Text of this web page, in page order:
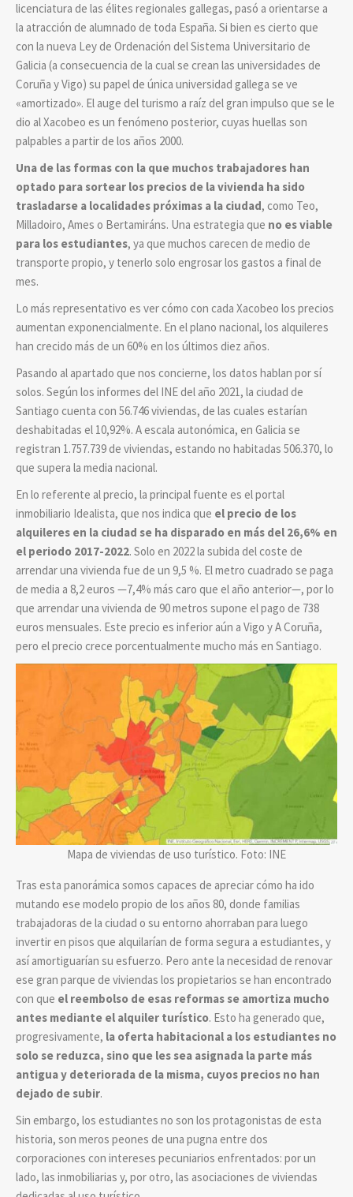
licenciatura de las élites regionales gallegas, pasó a orientarse a
la atracción de alumnado de toda España. Si bien es cierto que
con la nueva Ley de Ordenación del Sistema Universitario de
Galicia (a consecuencia de la cual se crean las universidades de
Coruña y Vigo) su papel de única universidad gallega se ve
«amortizado». El auge del turismo a raíz del gran impulso que se le
dio al Xacobeo es un fenómeno posterior, cuyas huellas son
palpables a partir de los años 2000.
Una de las formas con la que muchos trabajadores han
optado para sortear los precios de la vivienda ha sido
trasladarse a localidades próximas a la ciudad, como Teo,
Milladoiro, Ames o Bertamiráns. Una estrategia que no es viable
para los estudiantes, ya que muchos carecen de medio de
transporte propio, y tenerlo solo engrosar los gastos a final de
mes.
Lo más representativo es ver cómo con cada Xacobeo los precios
aumentan exponencialmente. En el plano nacional, los alquileres
han crecido más de un 60% en los últimos diez años.
Pasando al apartado que nos concierne, los datos hablan por sí
solos. Según los informes del INE del año 2021, la ciudad de
Santiago cuenta con 56.746 viviendas, de las cuales estarían
deshabitadas el 10,92%. A escala autonómica, en Galicia se
registran 1.757.739 de viviendas, estando no habitadas 506.370, lo
que supera la media nacional.
En lo referente al precio, la principal fuente es el portal
inmobiliario Idealista, que nos indica que el precio de los
alquileres en la ciudad se ha disparado en más del 26,6% en
el periodo 2017-2022. Solo en 2022 la subida del coste de
arrendar una vivienda fue de un 9,5 %. El metro cuadrado se paga
de media a 8,2 euros —7,4% más caro que el año anterior—, por lo
que arrendar una vivienda de 90 metros supone el pago de 738
euros mensuales. Este precio es inferior aún a Vigo y A Coruña,
pero el precio crece porcentualmente mucho más en Santiago.
Mapa de viviendas de uso turístico. Foto: INE
Tras esta panorámica somos capaces de apreciar cómo ha ido
mutando ese modelo propio de los años 80, donde familias
trabajadoras de la ciudad o su entorno ahorraban para luego
invertir en pisos que alquilarían de forma segura a estudiantes, y
así amortiguarían su esfuerzo. Pero ante la necesidad de renovar
ese gran parque de viviendas los propietarios se han encontrado
con que el reembolso de esas reformas se amortiza mucho
antes mediante el alquiler turístico. Esto ha generado que,
progresivamente, la oferta habitacional a los estudiantes no
solo se reduzca, sino que les sea asignada la parte más
antigua y deteriorada de la misma, cuyos precios no han
dejado de subir.
Sin embargo, los estudiantes no son los protagonistas de esta
historia, son meros peones de una pugna entre dos
corporaciones con intereses pecuniarios enfrentados: por un
lado, las inmobiliarias y, por otro, las asociaciones de viviendas